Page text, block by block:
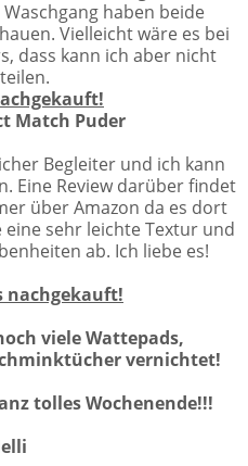
haben beide
Vielleicht wäre es bei
dass kann ich aber nicht
Match Puder
Begleiter und ich kann
Eine Review darüber findet
über Amazon da es dort
sehr leichte Textur und
ab. Ich liebe es!
nachgekauft!
viele Wattepads,
vernichtet!
tolles Wochenende!!!